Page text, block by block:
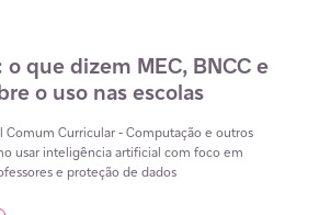
que dizem MEC, BNCC e
o uso nas escolas
Comum Curricular - Computação e outros
usar inteligência artificial com foco em
e proteção de dados